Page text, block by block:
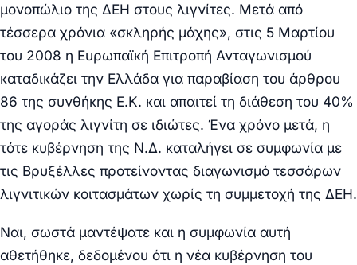
μονοπώλιο της ΔΕΗ στους λιγνίτες. Μετά από
τέσσερα χρόνια «σκληρής μάχης», στις 5 Μαρτίου
του 2008 η Ευρωπαϊκή Επιτροπή Ανταγωνισμού
καταδικάζει την Ελλάδα για παραβίαση του άρθρου
86 της συνθήκης Ε.Κ. και απαιτεί τη διάθεση του 40%
της αγοράς λιγνίτη σε ιδιώτες. Ένα χρόνο μετά, η
τότε κυβέρνηση της Ν.Δ. καταλήγει σε συμφωνία με
τις Βρυξέλλες προτείνοντας διαγωνισμό τεσσάρων
λιγνιτικών κοιτασμάτων χωρίς τη συμμετοχή της ΔΕΗ.
Ναι, σωστά μαντέψατε και η συμφωνία αυτή
αθετήθηκε, δεδομένου ότι η νέα κυβέρνηση του